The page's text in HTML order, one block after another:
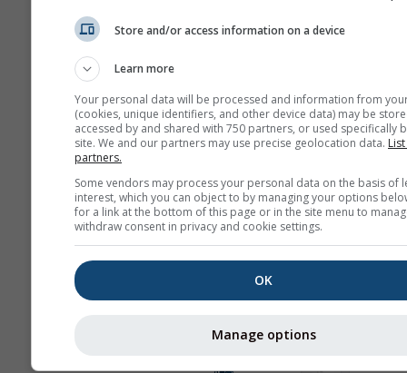
მისამართს მესამე მხარეებთან,
აღწერილია ჩვენს
პოლიტიკაში . meteoblue-ის
გამოყენებით, თქვენ ეთანხმებით
მისამართი ხელმისაწვდომი
meteoblue სერვისებშიც.
მეტი ამინდის მონაცემი
Store and/or access information on a device
Learn more
Your personal data will be processed and information from
(cookies, unique identifiers, and other device data) may be
accessed by and shared with 750 partners, or used specifically
site. We and our partners may use precise geolocation data.
partners.
Some vendors may process your personal data on the basis of
interest, which you can object to by managing your options
for a link at the bottom of this page or in the site menu to
withdraw consent in privacy and cookie settings.
OK
Manage options